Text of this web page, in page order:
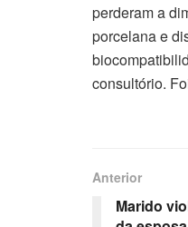
perderam a
porcelana e
consultório.
Anterior
Marido